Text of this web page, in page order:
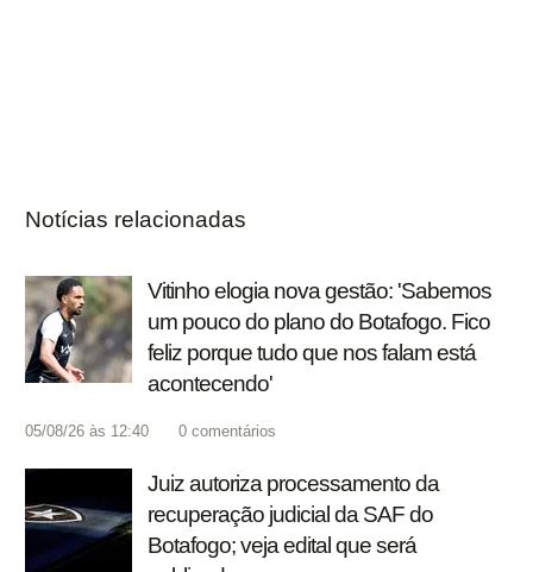
Notícias relacionadas
Vitinho elogia nova gestão: 'Sabemos
um pouco do plano do Botafogo. Fico
feliz porque tudo que nos falam está
acontecendo'
05/08/26 às 12:40 0 comentários
Juiz autoriza processamento da
recuperação judicial da SAF do
Botafogo; veja edital que será